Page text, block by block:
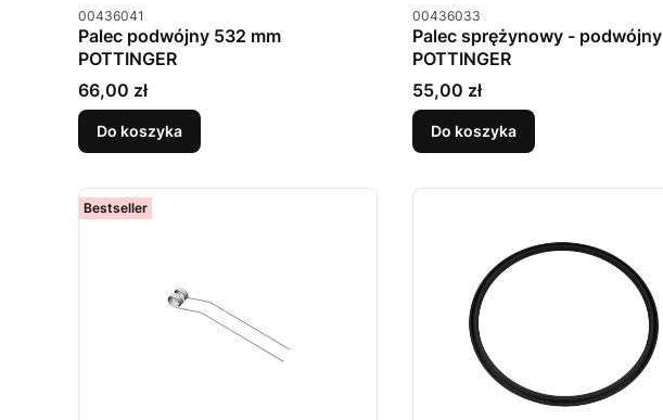
Kod produktu
00436041
Palec podwójny 532 mm
POTTINGER
Cena
66,00 zł
Do koszyka
Kod produktu
00436033
Palec sprężynowy - podwójny
POTTINGER
Cena
55,00 zł
Do koszyka
Bestseller